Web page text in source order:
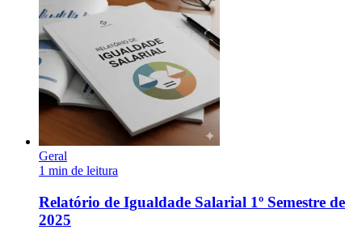
Geral
1 min de leitura
Relatório de Igualdade Salarial 1º Semestre de
2025